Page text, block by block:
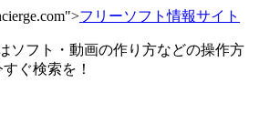
フリーソフト情報サイト
はソフト・動画の作り方などの操作方
ぐ検索を！